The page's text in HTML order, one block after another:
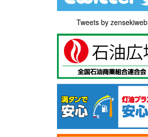
Tweets by zensekiweb